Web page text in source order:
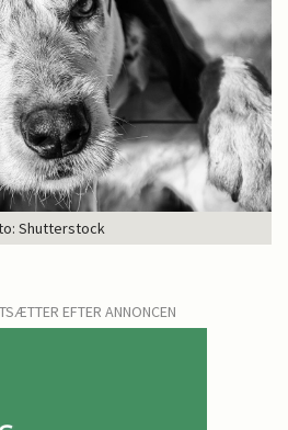
Shutterstock
EFTER ANNONCEN